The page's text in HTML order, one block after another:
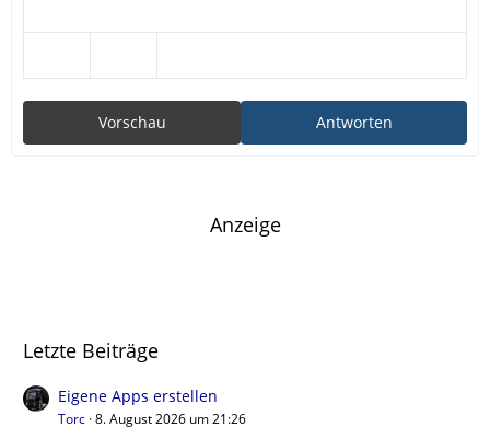
Antworten
Vorschau
Anzeige
Letzte Beiträge
Eigene Apps erstellen
Torc 8. August 2026 um 21:26